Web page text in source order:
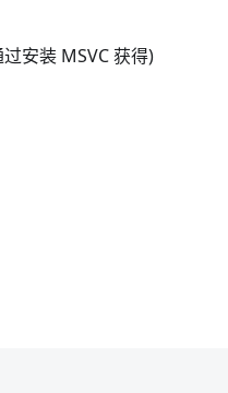
安装 MSVC 获得)